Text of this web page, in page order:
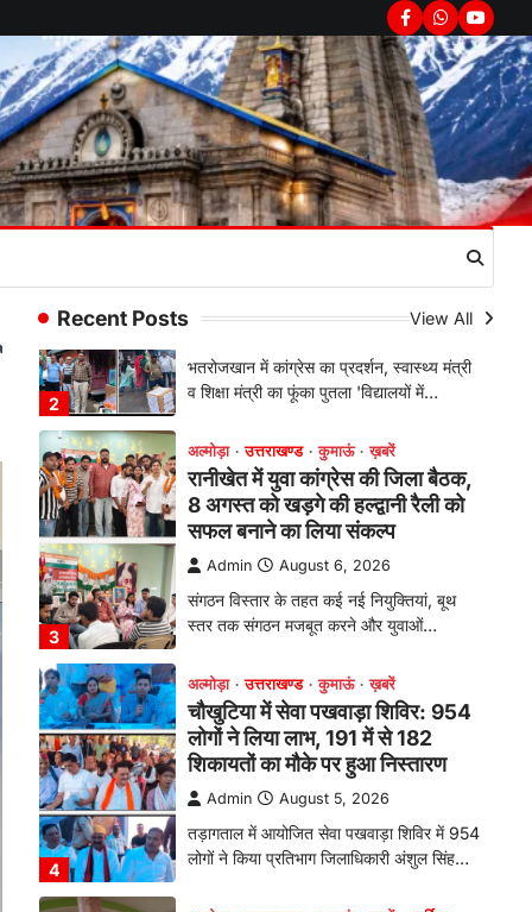
Facebook
Whatsapp
Recent Posts View All
2
रानीखेत में शिक्षा-स्वास्थ्य व्यवस्था पर
फूटा कांग्रेस का गुस्सा, मंत्री और
सरकार का पुतला फूंका
Admin August 6, 2026
भतरोजखान में कांग्रेस का प्रदर्शन, स्वास्थ्य मंत्री
व शिक्षा मंत्री का फूंका पुतला 'विद्यालयों में…
3
अल्मोड़ा उत्तराखण्ड कुमाऊं ख़बरें
रानीखेत में युवा कांग्रेस की जिला बैठक,
8 अगस्त को खड़गे की हल्द्वानी रैली को
सफल बनाने का लिया संकल्प
संगठन विस्तार के तहत कई नई नियुक्तियां, बूथ
स्तर तक संगठन मजबूत करने और युवाओं…
4
अल्मोड़ा उत्तराखण्ड कुमाऊं ख़बरें
चौखुटिया में सेवा पखवाड़ा शिविर: 954
लोगों ने लिया लाभ, 191 में से 182
शिकायतों का मौके पर हुआ निस्तारण
August 5, 2026
तड़ागताल में आयोजित सेवा पखवाड़ा शिविर में 954
लोगों ने किया प्रतिभाग जिलाधिकारी अंशुल सिंह…
अल्मोड़ा उत्तराखण्ड कुमाऊं ख़बरें
मानिला देवी मंदिर में श्रीमद्भागवत कथा के
चतुर्थ दिवस धूमधाम से मनाया गया
श्रीकृष्ण जन्मोत्सव, राज्य मंत्री कैलाश
पंत ने किया कथा श्रवण
Admin August 6, 2026
रानीखेत। मानिला देवी मंदिर, कमराड़/विनायक क्षेत्र